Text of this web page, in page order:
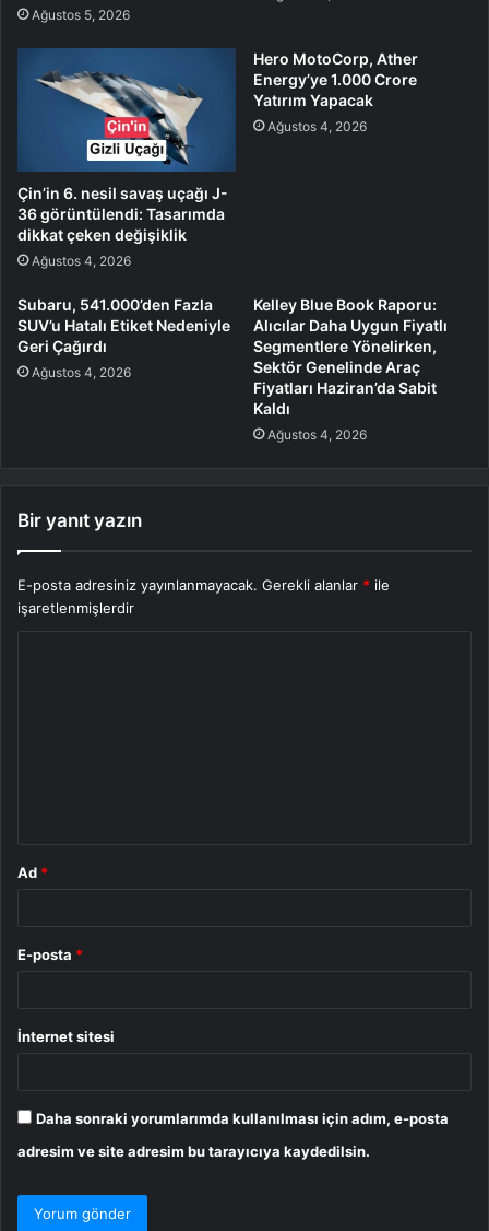
Ağustos 5, 2026
Çin’in 6. nesil savaş uçağı J-
36 görüntülendi: Tasarımda
dikkat çeken değişiklik
Ağustos 4, 2026
Hero MotoCorp, Ather
Energy’ye 1.000 Crore
Yatırım Yapacak
Ağustos 4, 2026
Subaru, 541.000’den Fazla
SUV’u Hatalı Etiket Nedeniyle
Geri Çağırdı
Ağustos 4, 2026
Kelley Blue Book Raporu:
Alıcılar Daha Uygun Fiyatlı
Segmentlere Yönelirken,
Sektör Genelinde Araç
Fiyatları Haziran’da Sabit
Kaldı
Ağustos 4, 2026
Bir yanıt yazın
E-posta adresiniz yayınlanmayacak. Gerekli alanlar * ile
işaretlenmişlerdir
Ad *
E-posta *
İnternet sitesi
Daha sonraki yorumlarımda kullanılması için adım, e-posta
adresim ve site adresim bu tarayıcıya kaydedilsin.